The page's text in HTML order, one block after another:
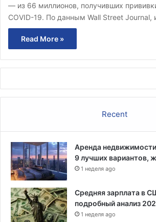
— из 66 миллионов, получивших
COVID-19. По данным Wall Street Journal,
Read More »
Recent
Аренда
9 лучших вариантов,
1 неделя ago
Средняя зарплата в
подробный анализ
1 неделя ago